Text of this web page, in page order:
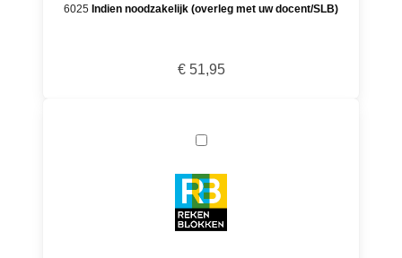
6025 Indien noodzakelijk (overleg met uw docent/SLB)
€ 51,95